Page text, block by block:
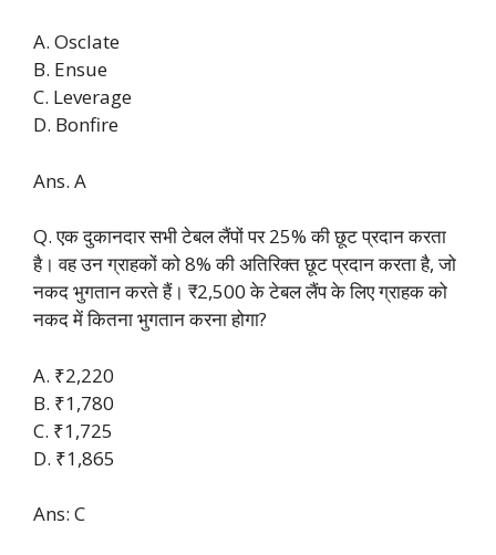
A. Osclate
B. Ensue
C. Leverage
D. Bonfire
Ans. A
Q. एक दुकानदार सभी टेबल लैंपों पर 25% की छूट प्रदान करता
है। वह उन ग्राहकों को 8% की अतिरिक्त छूट प्रदान करता है, जो
नकद भुगतान करते हैं। ₹2,500 के टेबल लैंप के लिए ग्राहक को
नकद में कितना भुगतान करना होगा?
A. ₹2,220
B. ₹1,780
C. ₹1,725
D. ₹1,865
Ans: C